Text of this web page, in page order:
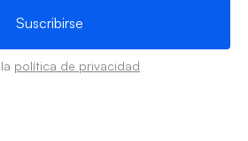
política de privacidad